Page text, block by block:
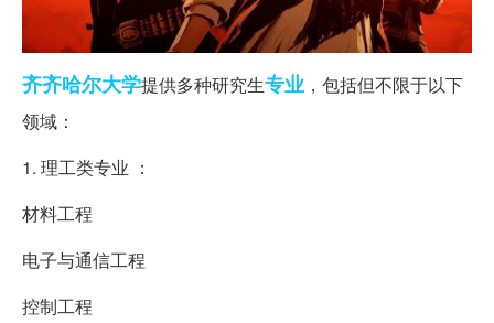
齐齐哈尔大学提供多种研究生专业 ，包括但不限于以下
领域：
1. 理工类专业 ：
材料工程
电子与通信工程
控制工程